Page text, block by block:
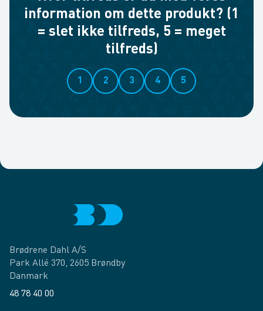
information om dette produkt? (1
= slet ikke tilfreds, 5 = meget
tilfreds)
1 2 3 4 5
Brødrene Dahl A/S
Park Allé 370, 2605 Brøndby
Danmark
48 78 40 00